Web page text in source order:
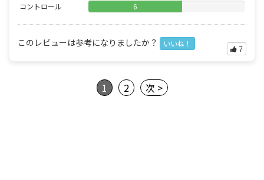
コントロール 6
このレビューは参考になりましたか？ いいね！
7
1 2 次 >